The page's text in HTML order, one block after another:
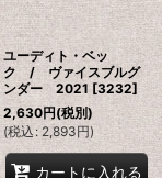
ユーディト・ベッ
ク / ヴァイスブルグ
ンダー 2021 [3232]
2,630円(税別)
(税込 : 2,893円)
カートに入れる